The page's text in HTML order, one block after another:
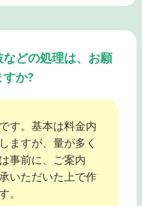
どの処理は、お願
か?
す。基本は料金内
ますが、量が多く
事前に、ご案内
いただいた上で作
。